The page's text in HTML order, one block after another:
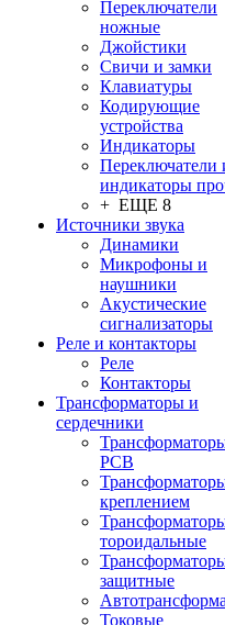
Переключатели
ножные
Джойстики
Свичи и замки
Клавиатуры
Кодирующие
устройства
Индикаторы
Переключатели
индикаторы
+ ЕЩЕ 8
Источники звука
Динамики
Микрофоны и
наушники
Акустические
сигнализаторы
Реле и контакторы
Реле
Контакторы
Трансформаторы и
сердечники
PCB
креплением
тороидальные
защитные
Токовые